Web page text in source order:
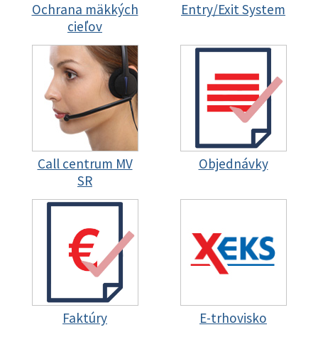
Ochrana mäkkých
cieľov
Entry/Exit System
Call centrum MV
SR
Objednávky
Faktúry E-trhovisko